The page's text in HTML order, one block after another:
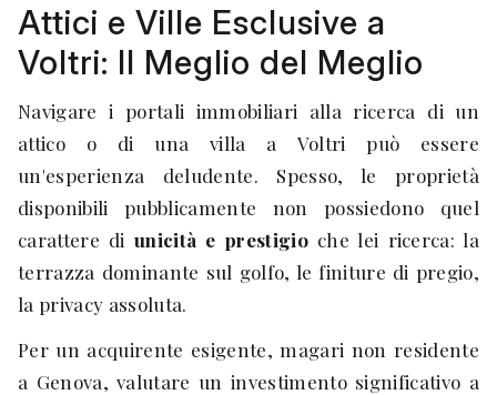
Attici e Ville Esclusive a
Voltri: Il Meglio del Meglio
Navigare i portali immobiliari alla ricerca di un
attico o di una villa a Voltri può essere
un'esperienza deludente. Spesso, le proprietà
disponibili pubblicamente non possiedono quel
carattere di unicità e prestigioche lei ricerca: la
terrazza dominante sul golfo, le finiture di pregio,
la privacy assoluta.
Per un acquirente esigente, magari non residente
a Genova, valutare un investimento significativo a